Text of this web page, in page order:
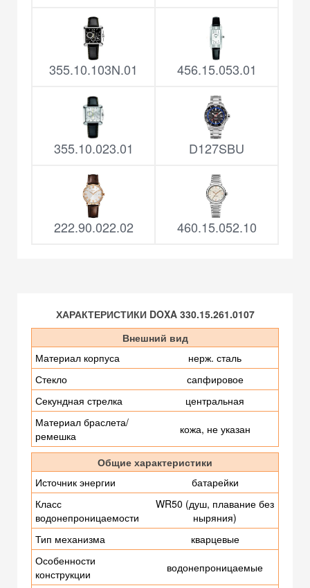
355.10.103N.01 456.15.053.01
355.10.023.01 D127SBU
222.90.022.02 460.15.052.10
ХАРАКТЕРИСТИКИ DOXA 330.15.261.0107
Внешний вид
Материал корпуса
нерж. сталь
Стекло
сапфировое
Секундная стрелка
центральная
Материал браслета/
ремешка
кожа, не указан
Общие характеристики
Источник энергии
батарейки
Класс
водонепроницаемости
WR50 (душ, плавание без
ныряния)
Тип механизма
кварцевые
Особенности
конструкции
водонепроницаемые